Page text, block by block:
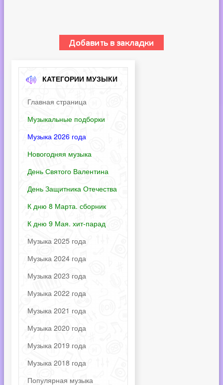
КАТЕГОРИИ МУЗЫКИ
Главная страница
Музыкальные подборки
Музыка 2026 года
Новогодняя музыка
День Святого Валентина
День Защитника Отечества
К дню 8 Марта. сборник
К дню 9 Мая. хит-парад
Музыка 2025 года
Музыка 2024 года
Музыка 2023 года
Музыка 2022 года
Музыка 2021 года
Музыка 2020 года
Музыка 2019 года
Музыка 2018 года
Популярная музыка